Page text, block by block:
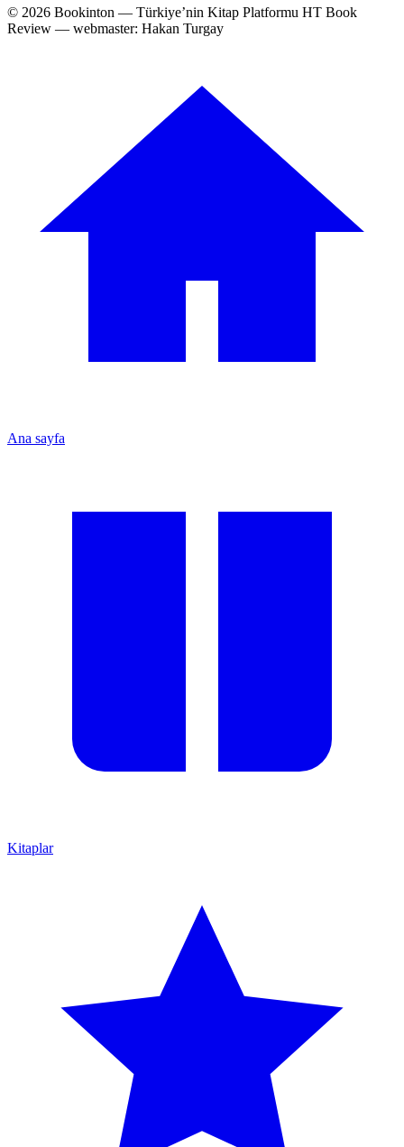
© 2026 Bookinton — Türkiye’nin Kitap Platformu HT Book
Review — webmaster: Hakan Turgay
Ana sayfa
Kitaplar